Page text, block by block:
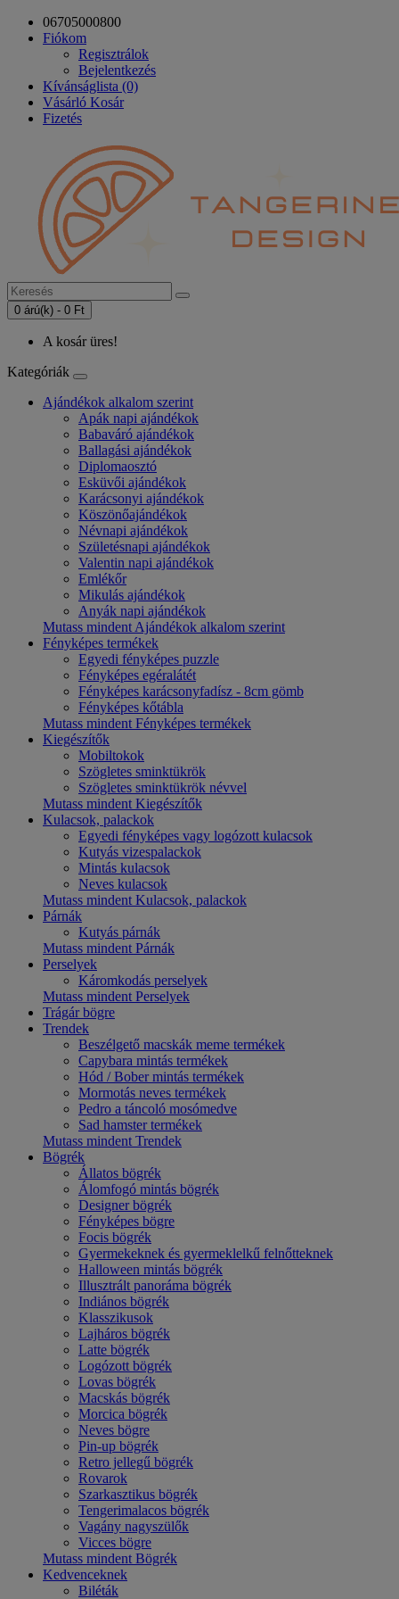
06705000800
Fiókom
Regisztrálok
Bejelentkezés
Kívánságlista (0)
Vásárló Kosár
Fizetés
0 árú(k) - 0 Ft
A kosár üres!
Kategóriák
Ajándékok alkalom szerint
Apák napi ajándékok
Babaváró ajándékok
Ballagási ajándékok
Diplomaosztó
Esküvői ajándékok
Karácsonyi ajándékok
Köszönőajándékok
Névnapi ajándékok
Születésnapi ajándékok
Valentin napi ajándékok
Emlékőr
Mikulás ajándékok
Anyák napi ajándékok
Mutass mindent Ajándékok alkalom szerint
Fényképes termékek
Egyedi fényképes puzzle
Fényképes egéralátét
Fényképes karácsonyfadísz - 8cm gömb
Fényképes kőtábla
Mutass mindent Fényképes termékek
Kiegészítők
Mobiltokok
Szögletes sminktükrök
Szögletes sminktükrök névvel
Mutass mindent Kiegészítők
Kulacsok, palackok
Egyedi fényképes vagy logózott kulacsok
Kutyás vizespalackok
Mintás kulacsok
Neves kulacsok
Mutass mindent Kulacsok, palackok
Párnák
Kutyás párnák
Mutass mindent Párnák
Perselyek
Káromkodás perselyek
Mutass mindent Perselyek
Trágár bögre
Trendek
Beszélgető macskák meme termékek
Capybara mintás termékek
Hód / Bober mintás termékek
Mormotás neves termékek
Pedro a táncoló mosómedve
Sad hamster termékek
Mutass mindent Trendek
Bögrék
Állatos bögrék
Álomfogó mintás bögrék
Designer bögrék
Fényképes bögre
Focis bögrék
Gyermekeknek és gyermeklelkű felnőtteknek
Halloween mintás bögrék
Illusztrált panoráma bögrék
Indiános bögrék
Klasszikusok
Lajháros bögrék
Latte bögrék
Logózott bögrék
Lovas bögrék
Macskás bögrék
Morcica bögrék
Neves bögre
Pin-up bögrék
Retro jellegű bögrék
Rovarok
Szarkasztikus bögrék
Tengerimalacos bögrék
Vagány nagyszülők
Vicces bögre
Mutass mindent Bögrék
Kedvenceknek
Biléták